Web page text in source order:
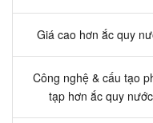
Giá cao hơn ắc quy
Công nghệ & cấu tạo
tạp hơn ắc quy nước